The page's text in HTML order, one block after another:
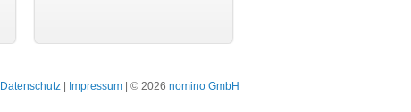
Datenschutz Impressum | © 2026 nomino GmbH